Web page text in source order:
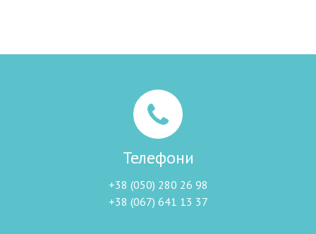
Телефони
+38 (050) 280 26 98
+38 (067) 641 13 37